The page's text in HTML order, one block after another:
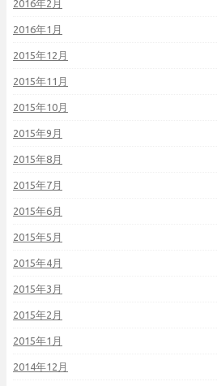
2016年2月
2016年1月
2015年12月
2015年11月
2015年10月
2015年9月
2015年8月
2015年7月
2015年6月
2015年5月
2015年4月
2015年3月
2015年2月
2015年1月
2014年12月